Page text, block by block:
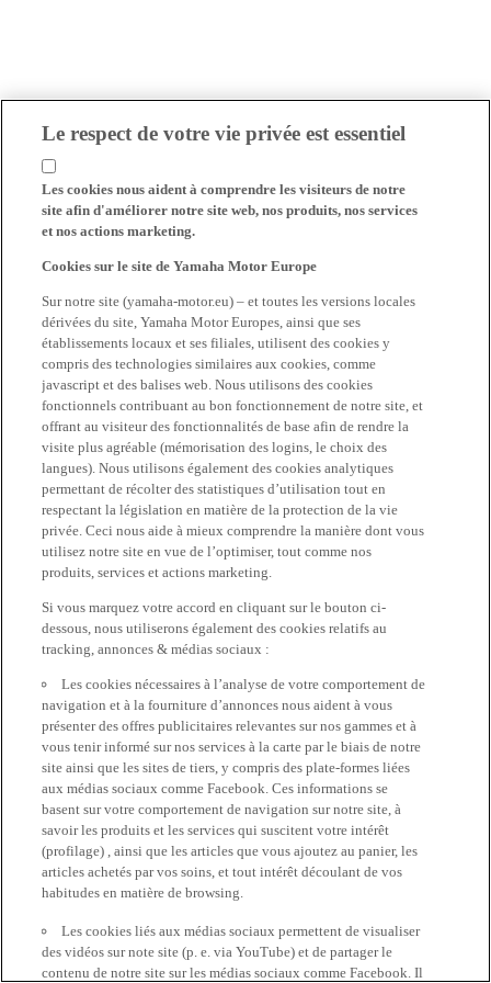
Le respect de votre vie privée est essentiel
Les cookies nous aident à comprendre les visiteurs de notre
site afin d'améliorer notre site web, nos produits, nos services
et nos actions marketing.
Cookies sur le site de Yamaha Motor Europe
Sur notre site (yamaha-motor.eu) – et toutes les versions locales
dérivées du site, Yamaha Motor Europes, ainsi que ses
établissements locaux et ses filiales, utilisent des cookies y
compris des technologies similaires aux cookies, comme
javascript et des balises web. Nous utilisons des cookies
fonctionnels contribuant au bon fonctionnement de notre site, et
offrant au visiteur des fonctionnalités de base afin de rendre la
visite plus agréable (mémorisation des logins, le choix des
langues). Nous utilisons également des cookies analytiques
permettant de récolter des statistiques d’utilisation tout en
respectant la législation en matière de la protection de la vie
privée. Ceci nous aide à mieux comprendre la manière dont vous
utilisez notre site en vue de l’optimiser, tout comme nos
produits, services et actions marketing.
Si vous marquez votre accord en cliquant sur le bouton ci-
dessous, nous utiliserons également des cookies relatifs au
tracking, annonces & médias sociaux :
Les cookies nécessaires à l’analyse de votre comportement de
navigation et à la fourniture d’annonces nous aident à vous
présenter des offres publicitaires relevantes sur nos gammes et à
vous tenir informé sur nos services à la carte par le biais de notre
site ainsi que les sites de tiers, y compris des plate-formes liées
aux médias sociaux comme Facebook. Ces informations se
basent sur votre comportement de navigation sur notre site, à
savoir les produits et les services qui suscitent votre intérêt
(profilage) , ainsi que les articles que vous ajoutez au panier, les
articles achetés par vos soins, et tout intérêt découlant de vos
habitudes en matière de browsing.
Les cookies liés aux médias sociaux permettent de visualiser
des vidéos sur note site (p. e. via YouTube) et de partager le
contenu de notre site sur les médias sociaux comme Facebook. Il